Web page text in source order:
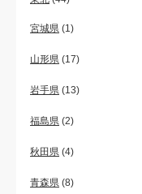
宮城県 (1)
山形県 (17)
岩手県 (13)
福島県 (2)
秋田県 (4)
青森県 (8)